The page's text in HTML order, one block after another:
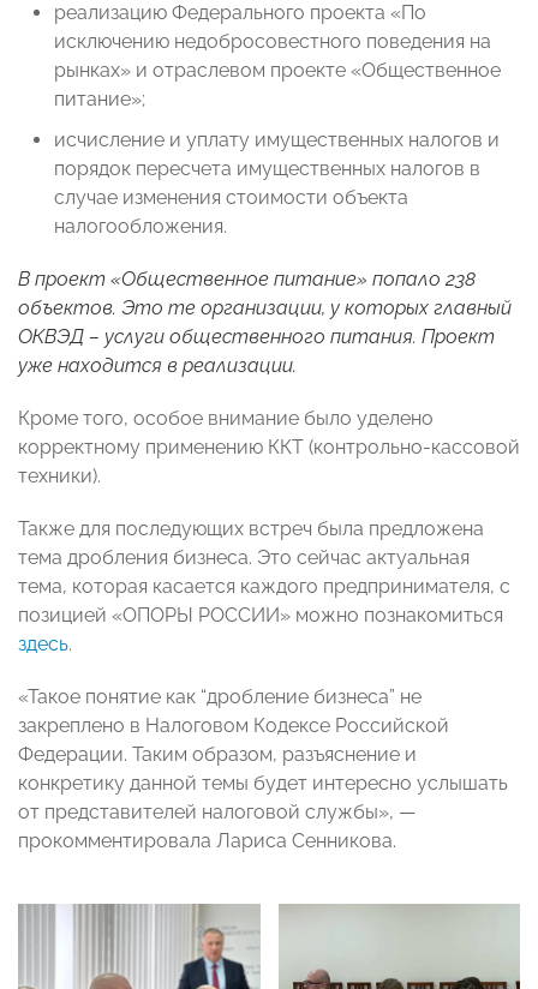
реализацию Федерального проекта «По
исключению недобросовестного поведения на
рынках» и отраслевом проекте «Общественное
питание»;
исчисление и уплату имущественных налогов и
порядок пересчета имущественных налогов в
случае изменения стоимости объекта
налогообложения.
В проект «Общественное питание» попало 238
объектов. Это те организации, у которых главный
ОКВЭД – услуги общественного питания. Проект
уже находится в реализации.
Кроме того, особое внимание было уделено
корректному применению ККТ (контрольно-кассовой
техники).
Также для последующих встреч была предложена
тема дробления бизнеса. Это сейчас актуальная
тема, которая касается каждого предпринимателя, с
позицией «ОПОРЫ РОССИИ» можно познакомиться
здесь.
«Такое понятие как “дробление бизнеса” не
закреплено в Налоговом Кодексе Российской
Федерации. Таким образом, разъяснение и
конкретику данной темы будет интересно услышать
от представителей налоговой службы», —
прокомментировала Лариса Сенникова.